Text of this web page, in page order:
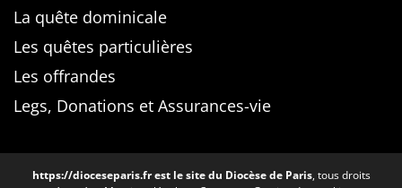
La quête dominicale
Les quêtes particulières
Les offrandes
Legs, Donations et Assurances-vie
https://dioceseparis.frest le site du Diocèse de Paris, tous droits